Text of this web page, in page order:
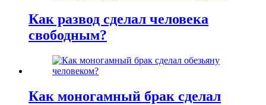
Как развод сделал человека
свободным?
Как моногамный брак сделал